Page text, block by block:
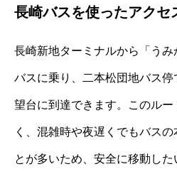
長崎バスを使ったアクセ
長崎新地ターミナルから「う
バスに乗り、二本松団地バス
望台に到達できます。このル
く、混雑時や夜遅くでもバス
とが多いため、安全に移動し